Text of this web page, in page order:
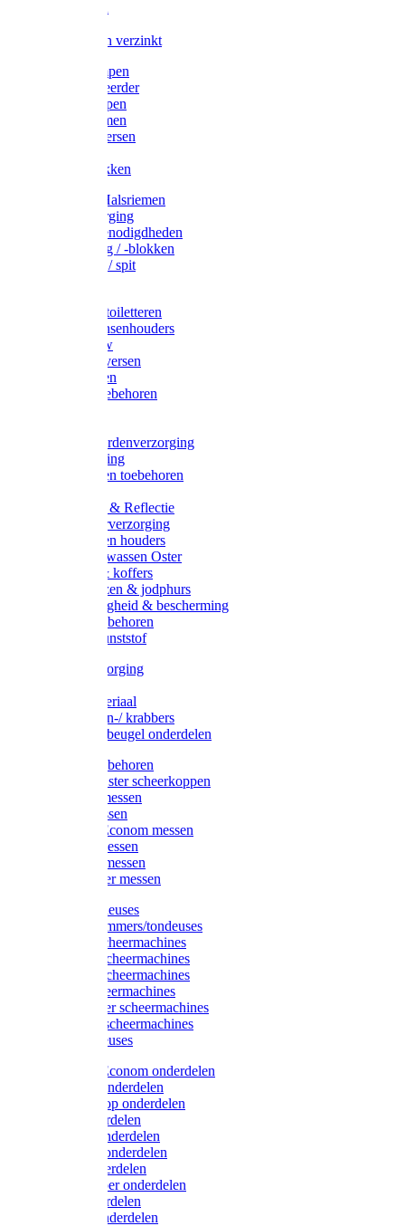
Voerbakken verzinkt
Warmtelampen
Staartcoupeerder
Biggenkappen
Neuskrammen
Varken diversen
Varkensbakken
Halsters / Halsriemen
Hoefverzorging
Lammer benodigdheden
Ramdektuig / -blokken
Vastzetpen / spit
Poetsen & toiletteren
Zadel-/Trensenhouders
Halstertouw
Halsters diversen
Hoofdstellen
Zadel & toebehoren
Rapide paardenverzorging
Ruiter kleding
Hoofdstellen toebehoren
Verlichting & Reflectie
Rapide leerverzorging
Likstenen en houders
Poetsen & wassen Oster
Poetssets & koffers
Ruiter laarzen & jodphurs
Ruiter veiligheid & bescherming
Ruiter - toebehoren
Voerbak kunststof
Klauwverzorging
Injectiemateriaal
Hoefmessen-/ krabbers
Hoefbekapbeugel onderdelen
Messen toebehoren
Moser & Oster scheerkoppen
Hauptner messen
Liscop messen
Aesculap/Econom messen
Heiniger messen
Constanta messen
FarmClipper messen
Moser tondeuses
Overige trimmers/tondeuses
Heiniger scheermachines
Hauptner scheermachines
Aesculap scheermachines
Liscop scheermachines
FarmClipper scheermachines
Constanta scheermachines
Wahl tondeuses
Aesculap/Econom onderdelen
Hauptner onderdelen
Lister/Liscop onderdelen
Eider onderdelen
Heiniger onderdelen
Constanta onderdelen
Moser onderdelen
Farm Clipper onderdelen
Oster onderdelen
TailWell onderdelen